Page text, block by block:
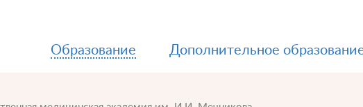
Образование Дополнительное